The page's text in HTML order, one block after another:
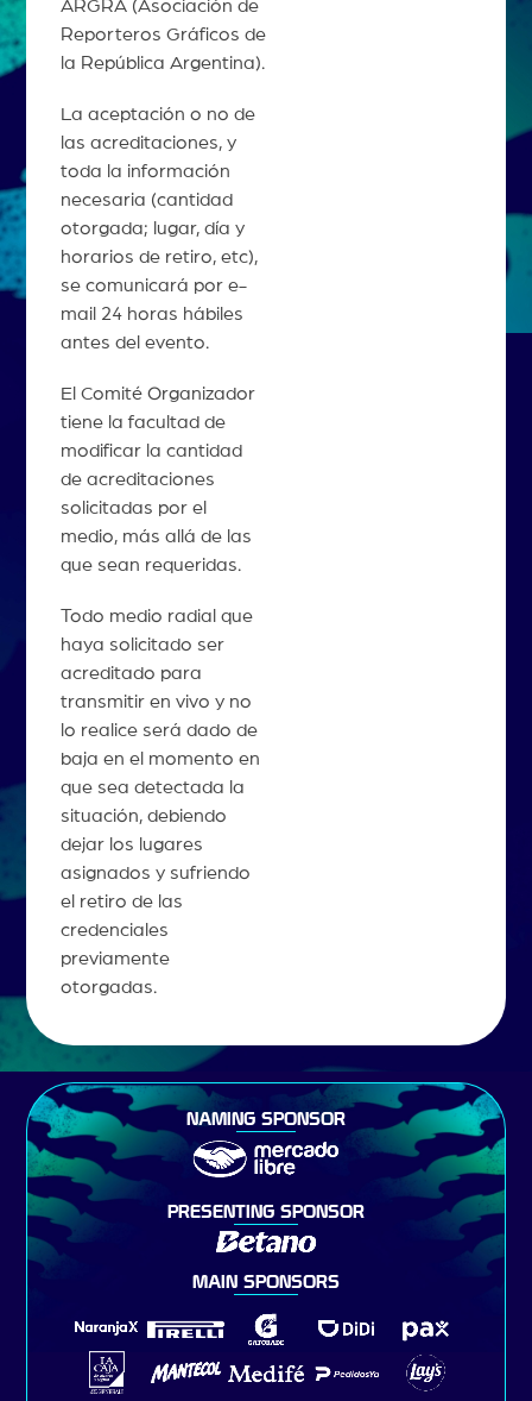
ARGRA (Asociación de
Reporteros Gráficos de
la República Argentina).
La aceptación o no de
las acreditaciones, y
toda la información
necesaria (cantidad
otorgada; lugar, día y
horarios de retiro, etc),
se comunicará por e-
mail 24 horas hábiles
antes del evento.
El Comité Organizador
tiene la facultad de
modificar la cantidad
de acreditaciones
solicitadas por el
medio, más allá de las
que sean requeridas.
Todo medio radial que
haya solicitado ser
acreditado para
transmitir en vivo y no
lo realice será dado de
baja en el momento en
que sea detectada la
situación, debiendo
dejar los lugares
asignados y sufriendo
el retiro de las
credenciales
previamente
otorgadas.
NAMING SPONSOR
PRESENTING SPONSOR
MAIN SPONSORS